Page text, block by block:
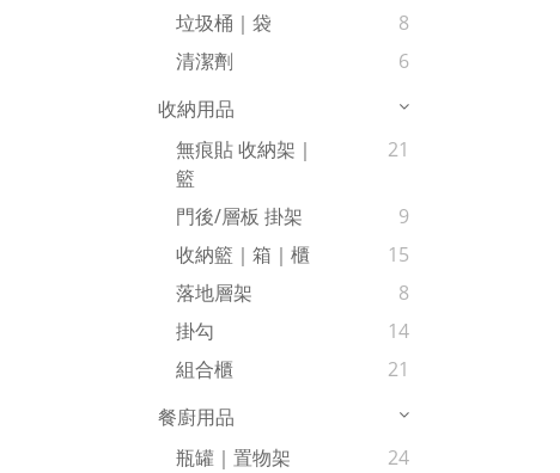
垃圾桶｜袋
8
清潔劑
6
收納用品
無痕貼 收納架｜
籃
21
門後/層板 掛架
9
收納籃｜箱｜櫃
15
落地層架
8
掛勾
14
組合櫃
21
餐廚用品
瓶罐｜置物架
24